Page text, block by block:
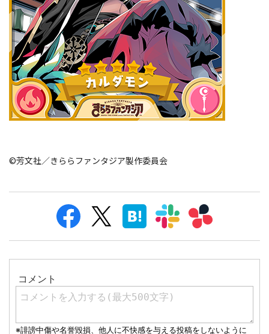
©芳文社／きららファンタジア製作委員会